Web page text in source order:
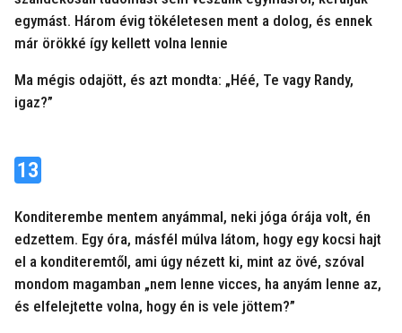
egymást. Három évig tökéletesen ment a dolog, és ennek
már örökké így kellett volna lennie
Ma mégis odajött, és azt mondta: „Héé, Te vagy Randy,
igaz?”
13
Konditerembe mentem anyámmal, neki jóga órája volt, én
edzettem. Egy óra, másfél múlva látom, hogy egy kocsi hajt
el a konditeremtől, ami úgy nézett ki, mint az övé, szóval
mondom magamban „nem lenne vicces, ha anyám lenne az,
és elfelejtette volna, hogy én is vele jöttem?”